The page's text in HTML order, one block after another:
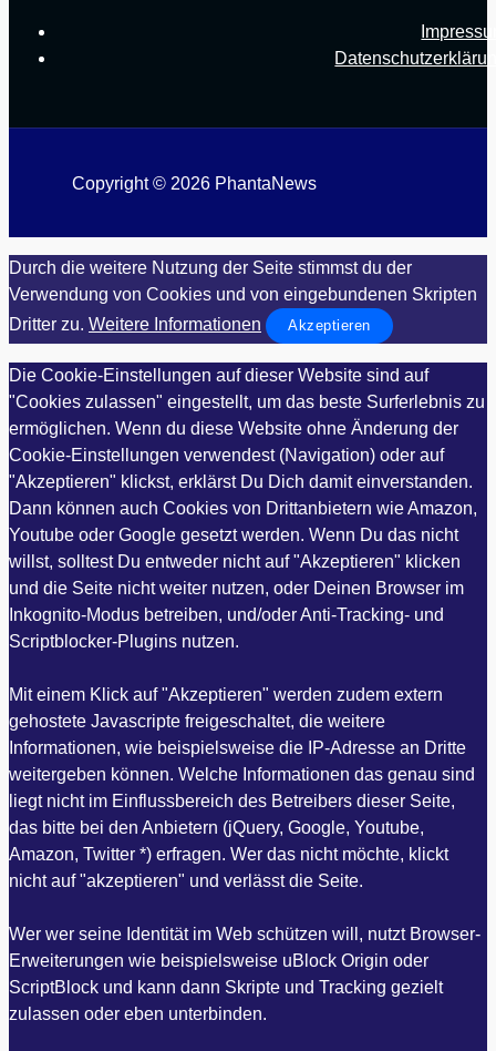
Copyright © 2026 PhantaNews
Durch die weitere Nutzung der Seite stimmst du der
Verwendung von Cookies und von eingebundenen Skripten
Dritter zu. Weitere Informationen Akzeptieren
Die Cookie-Einstellungen auf dieser Website sind auf
"Cookies zulassen" eingestellt, um das beste Surferlebnis zu
ermöglichen. Wenn du diese Website ohne Änderung der
Cookie-Einstellungen verwendest (Navigation) oder auf
"Akzeptieren" klickst, erklärst Du Dich damit einverstanden.
Dann können auch Cookies von Drittanbietern wie Amazon,
Youtube oder Google gesetzt werden. Wenn Du das nicht
willst, solltest Du entweder nicht auf "Akzeptieren" klicken
und die Seite nicht weiter nutzen, oder Deinen Browser im
Inkognito-Modus betreiben, und/oder Anti-Tracking- und
Scriptblocker-Plugins nutzen.
Mit einem Klick auf "Akzeptieren" werden zudem extern
gehostete Javascripte freigeschaltet, die weitere
Informationen, wie beispielsweise die IP-Adresse an Dritte
weitergeben können. Welche Informationen das genau sind
liegt nicht im Einflussbereich des Betreibers dieser Seite,
das bitte bei den Anbietern (jQuery, Google, Youtube,
Amazon, Twitter *) erfragen. Wer das nicht möchte, klickt
nicht auf "akzeptieren" und verlässt die Seite.
Wer wer seine Identität im Web schützen will, nutzt Browser-
Erweiterungen wie beispielsweise uBlock Origin oder
ScriptBlock und kann dann Skripte und Tracking gezielt
zulassen oder eben unterbinden.